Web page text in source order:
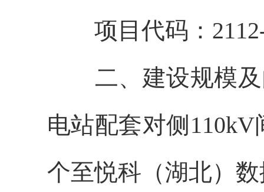
项目代码：
二、 建设规模
电站配套对侧
个至悦科（湖北）